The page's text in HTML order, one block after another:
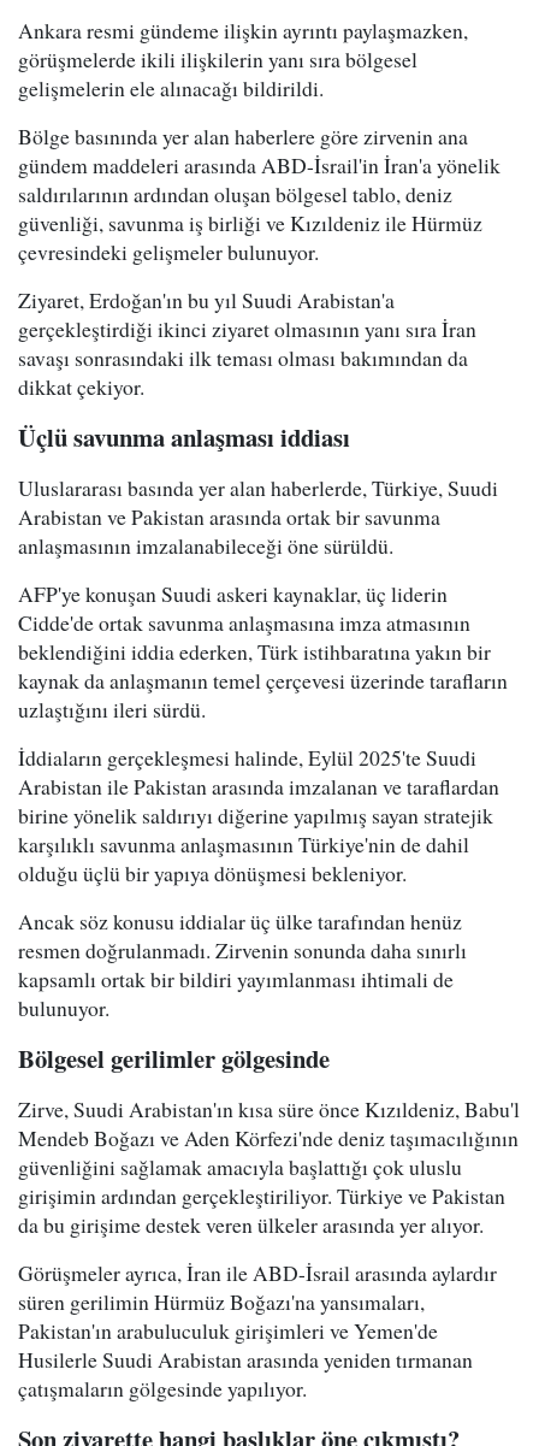
Ankara resmi gündeme ilişkin ayrıntı paylaşmazken,
görüşmelerde ikili ilişkilerin yanı sıra bölgesel
gelişmelerin ele alınacağı bildirildi.
Bölge basınında yer alan haberlere göre zirvenin ana
gündem maddeleri arasında ABD-İsrail'in İran'a yönelik
saldırılarının ardından oluşan bölgesel tablo, deniz
güvenliği, savunma iş birliği ve Kızıldeniz ile Hürmüz
çevresindeki gelişmeler bulunuyor.
Ziyaret, Erdoğan'ın bu yıl Suudi Arabistan'a
gerçekleştirdiği ikinci ziyaret olmasının yanı sıra İran
savaşı sonrasındaki ilk teması olması bakımından da
dikkat çekiyor.
Üçlü savunma anlaşması iddiası
Uluslararası basında yer alan haberlerde, Türkiye, Suudi
Arabistan ve Pakistan arasında ortak bir savunma
anlaşmasının imzalanabileceği öne sürüldü.
AFP'ye konuşan Suudi askeri kaynaklar, üç liderin
Cidde'de ortak savunma anlaşmasına imza atmasının
beklendiğini iddia ederken, Türk istihbaratına yakın bir
kaynak da anlaşmanın temel çerçevesi üzerinde tarafların
uzlaştığını ileri sürdü.
İddiaların gerçekleşmesi halinde, Eylül 2025'te Suudi
Arabistan ile Pakistan arasında imzalanan ve taraflardan
birine yönelik saldırıyı diğerine yapılmış sayan stratejik
karşılıklı savunma anlaşmasının Türkiye'nin de dahil
olduğu üçlü bir yapıya dönüşmesi bekleniyor.
Ancak söz konusu iddialar üç ülke tarafından henüz
resmen doğrulanmadı. Zirvenin sonunda daha sınırlı
kapsamlı ortak bir bildiri yayımlanması ihtimali de
bulunuyor.
Bölgesel gerilimler gölgesinde
Zirve, Suudi Arabistan'ın kısa süre önce Kızıldeniz, Babu'l
Mendeb Boğazı ve Aden Körfezi'nde deniz taşımacılığının
güvenliğini sağlamak amacıyla başlattığı çok uluslu
girişimin ardından gerçekleştiriliyor. Türkiye ve Pakistan
da bu girişime destek veren ülkeler arasında yer alıyor.
Görüşmeler ayrıca, İran ile ABD-İsrail arasında aylardır
süren gerilimin Hürmüz Boğazı'na yansımaları,
Pakistan'ın arabuluculuk girişimleri ve Yemen'de
Husilerle Suudi Arabistan arasında yeniden tırmanan
çatışmaların gölgesinde yapılıyor.